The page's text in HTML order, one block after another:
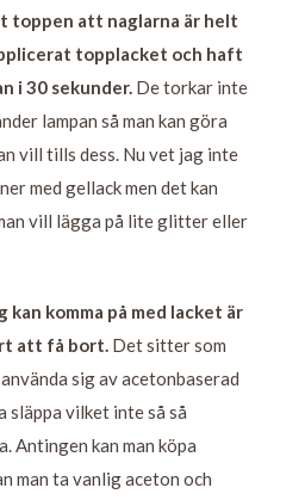
toppen att naglarna är helt
topplacket och haft
i 30 sekunder. De torkar inte
lampan så man kan göra
vill tills dess. Nu vet jag inte
med gellack men det kan
vill lägga på lite glitter eller
kan komma på med lacket är
att få bort. Det sitter som
sig av acetonbaserad
vilket inte så så
Antingen kan man köpa
man ta vanlig aceton och